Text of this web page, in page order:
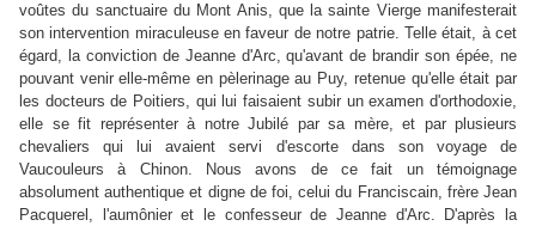
voûtes du sanctuaire du Mont Anis, que la sainte Vierge manifesterait
son intervention miraculeuse en faveur de notre patrie. Telle était, à cet
égard, la conviction de Jeanne d'Arc, qu'avant de brandir son épée, ne
pouvant venir elle-même en pèlerinage au Puy, retenue qu'elle était par
les docteurs de Poitiers, qui lui faisaient subir un examen d'orthodoxie,
elle se fit représenter à notre Jubilé par sa mère, et par plusieurs
chevaliers qui lui avaient servi d'escorte dans son voyage de
Vaucouleurs à Chinon. Nous avons de ce fait un témoignage
absolument authentique et digne de foi, celui du Franciscain, frère Jean
Pacquerel, l'aumônier et le confesseur de Jeanne d'Arc. D'après la